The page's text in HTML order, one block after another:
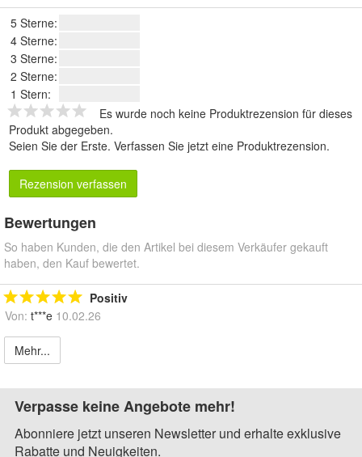
5 Sterne:
4 Sterne:
3 Sterne:
2 Sterne:
1 Stern:
Es wurde noch keine Produktrezension für dieses
Produkt abgegeben.
Seien Sie der Erste. Verfassen Sie jetzt eine Produktrezension.
Rezension verfassen
Bewertungen
So haben Kunden, die den Artikel bei diesem Verkäufer gekauft
haben, den Kauf bewertet.
Positiv
Von: t***e 10.02.26
Mehr...
Verpasse keine Angebote mehr!
Abonniere jetzt unseren Newsletter und erhalte exklusive
Rabatte und Neuigkeiten.